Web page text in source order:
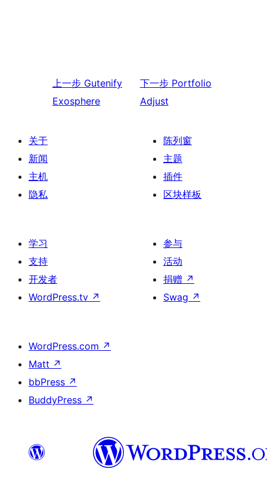
上一步 Gutenify
Exosphere
下一步 Portfolio
Adjust
关于
新闻
主机
隐私
陈列窗
主题
插件
区块样板
学习
支持
开发者
WordPress.tv ↗
参与
活动
捐赠 ↗
Swag ↗
WordPress.com ↗
Matt ↗
bbPress ↗
BuddyPress ↗